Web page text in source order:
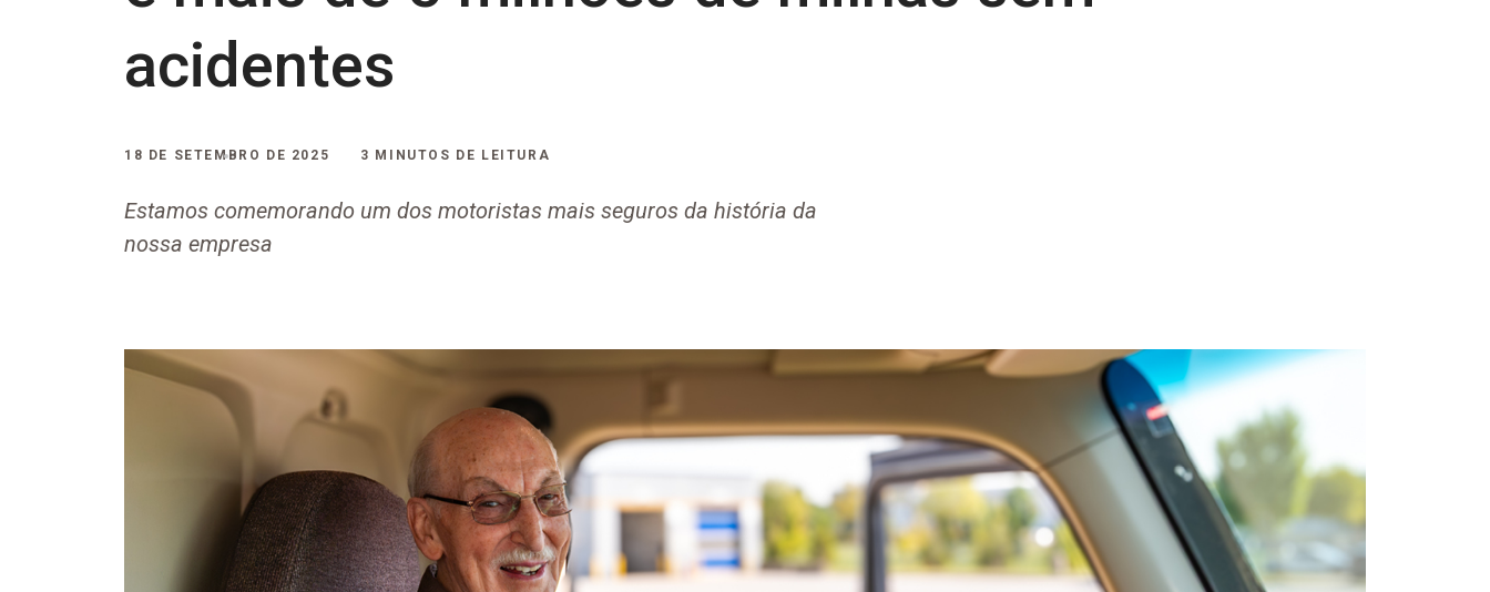
acidentes
18 DE SETEMBRO DE 2025 3 MINUTOS DE LEITURA
Estamos comemorando um dos motoristas mais seguros da história da
nossa empresa